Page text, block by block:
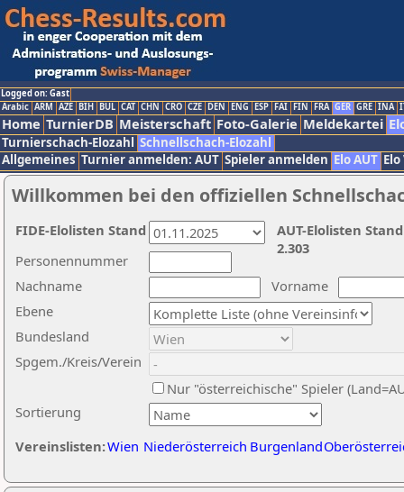
Logged on: Gast
Arabic ARM AZE BIH BUL CAT CHN CRO CZE DEN ENG ESP FAI FIN FRA GER GRE INA
Home TurnierDB Meisterschaft Foto-Galerie Meldekartei
Turnierschach-Elozahl Schnellschach-Elozahl
Allgemeines Turnier anmelden: AUT Spieler anmelden Elo AUT
Willkommen bei den offiziellen
Nachname
Vorname
Ebene
Sortierung
Personennummer
Bundesland
Spgem./Kreis/Verein
Nur "österreichische" Spieler
Vereinslisten:Wien Niederösterreich Burgenland
AUT-Elolisten
2.303
FIDE-Elolisten Stand